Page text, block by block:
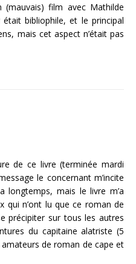
(mauvais) film avec Mathilde
bibliophile, et le principal
mais cet aspect n’était pas
de ce livre (terminée mardi
le concernant m’incite
longtemps, mais le livre m’a
qui n’ont lu que ce roman de
précipiter sur tous les autres
du capitaine alatriste (5
de roman de cape et